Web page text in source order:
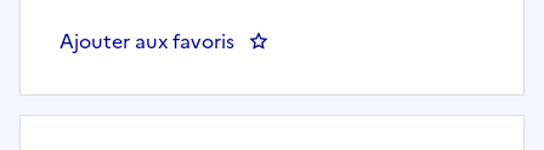
Ajouter aux favoris : Responsable exploitation et